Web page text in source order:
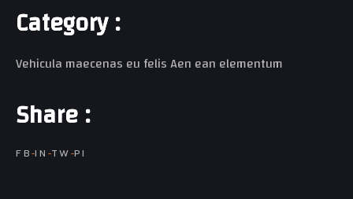
Category:
Vehicula maecenas eu felis Aen ean elementum
Share:
FB IN TW PI